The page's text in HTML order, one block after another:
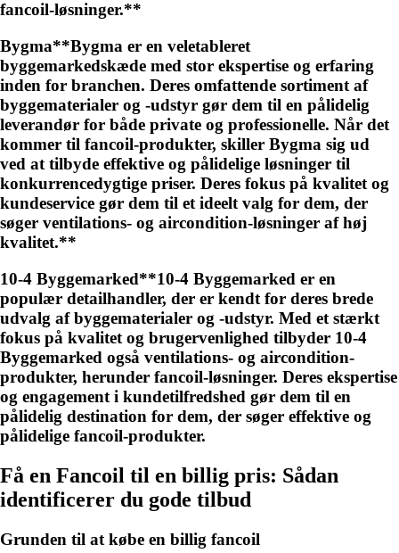
fancoil-løsninger.**
Bygma**Bygma er en veletableret
byggemarkedskæde med stor ekspertise og erfaring
inden for branchen. Deres omfattende sortiment af
byggematerialer og -udstyr gør dem til en pålidelig
leverandør for både private og professionelle. Når det
kommer til fancoil-produkter, skiller Bygma sig ud
ved at tilbyde effektive og pålidelige løsninger til
konkurrencedygtige priser. Deres fokus på kvalitet og
kundeservice gør dem til et ideelt valg for dem, der
søger ventilations- og aircondition-løsninger af høj
kvalitet.**
10-4 Byggemarked**10-4 Byggemarked er en
populær detailhandler, der er kendt for deres brede
udvalg af byggematerialer og -udstyr. Med et stærkt
fokus på kvalitet og brugervenlighed tilbyder 10-4
Byggemarked også ventilations- og aircondition-
produkter, herunder fancoil-løsninger. Deres ekspertise
og engagement i kundetilfredshed gør dem til en
pålidelig destination for dem, der søger effektive og
pålidelige fancoil-produkter.
Få en Fancoil til en billig pris: Sådan
identificerer du gode tilbud
Grunden til at købe en billig fancoil